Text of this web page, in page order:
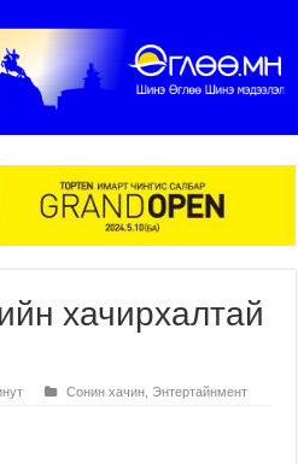
хачирхалтай
Сонин хачин Энтертайнмент